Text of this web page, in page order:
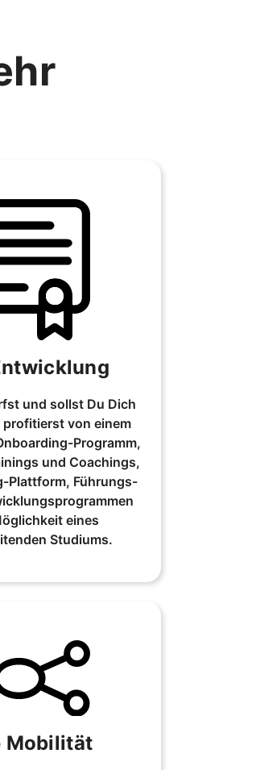
und sollst Du Dich
von einem
Programm,
und Coachings,
Plattform, Führungs-
eines
Studiums.
Mobilität